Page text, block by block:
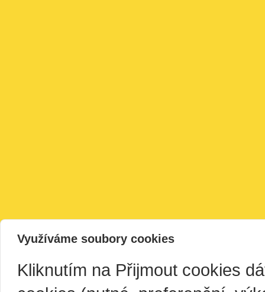
Využíváme soubory cookies
Kliknutím na Přijmout cookies